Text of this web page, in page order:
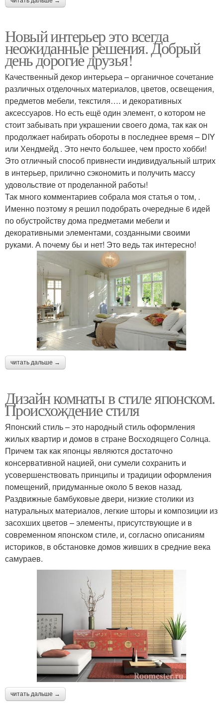
Новый интерьер это всегда
неожиданные решения. Добрый
день дорогие друзья!
Качественный декор интерьера – органичное сочетание
различных отделочных материалов, цветов, освещения,
предметов мебели, текстиля…. и декоративных
аксессуаров. Но есть ещё один элемент, о котором не
стоит забывать при украшении своего дома, так как он
продолжает набирать обороты в последнее время – DIY
или Хендмейд . Это нечто большее, чем просто хобби!
Это отличный способ привнести индивидуальный штрих
в интерьер, прилично сэкономить и получить массу
удовольствие от проделанной работы!
Так много комментариев собрала моя статья о том, .
Именно поэтому я решил подобрать очередные 6 идей
по обустройству дома предметами мебели и
декоративными элементами, созданными своими
руками. А почему бы и нет! Это ведь так интересно!
читать дальше →
Дизайн комнаты в стиле японском.
Происхождение стиля
Японский стиль – это народный стиль оформления
жилых квартир и домов в стране Восходящего Солнца.
Причем так как японцы являются достаточно
консервативной нацией, они сумели сохранить и
усовершенствовать принципы и традиции оформления
помещений, придуманные около 5 веков назад.
Раздвижные бамбуковые двери, низкие столики из
натуральных материалов, легкие шторы и композиции из
засохших цветов – элементы, присутствующие и в
современном японском стиле, и, согласно описаниям
историков, в обстановке домов живших в средние века
самураев.
читать дальше →